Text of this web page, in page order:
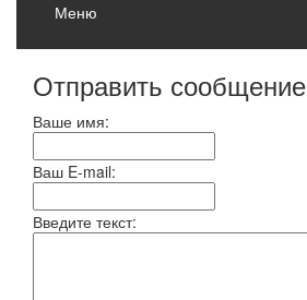
Меню
Отправить сообщение
Ваше имя:
Ваш E-mail:
Введите текст: